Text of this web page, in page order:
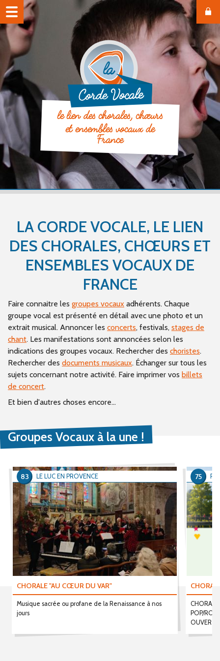
le lien des chorales, chœurs
et ensembles vocaux de
France
LA CORDE VOCALE, LE LIEN
DES CHORALES, CHŒURS ET
ENSEMBLES VOCAUX DE
FRANCE
Faire connaitre les groupes vocaux adhérents. Chaque
groupe vocal est présenté en détail avec une photo et un
extrait musical. Annoncer les concerts, festivals, stages de
chant. Les manifestations sont annoncées selon les
indications des groupes vocaux. Rechercher des choristes.
Rechercher des documents musicaux. Échanger sur tous les
sujets concernant notre activité. Faire imprimer vos billets
de concert.
Et bien d'autres choses encore...
Groupes Vocaux à la une !
CHORALE "AU CŒUR DU VAR"
Musique sacrée ou profane de la Renaissance à nos
jours
LE LUC EN PROVENCE
83
CHORALE
POP/
75